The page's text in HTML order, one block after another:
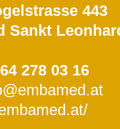
443
Sankt
278 03 16